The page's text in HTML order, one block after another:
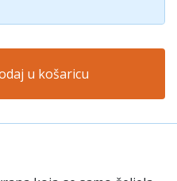
u košaricu